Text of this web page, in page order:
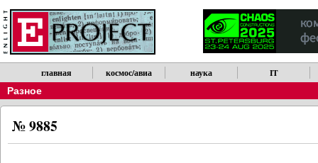
главная космос/авиа наука IT
Разное
№ 9885